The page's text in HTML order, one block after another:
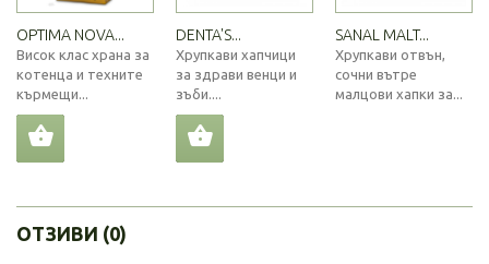
OPTIMA NOVA...
Висок клас храна за
котенца и техните
кърмещи...
DENTA'S...
Хрупкави хапчици
за здрави венци и
зъби....
SANAL MALT...
Хрупкави отвън,
сочни вътре
малцови хапки за...
ОТЗИВИ (0)